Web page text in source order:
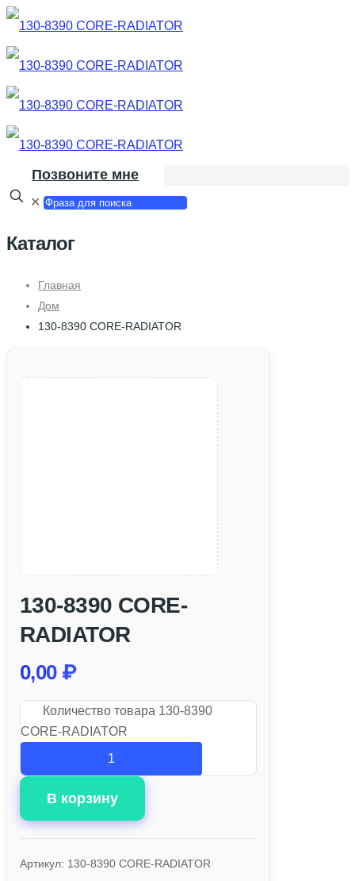
Позвоните мне
✕
Каталог
Главная
Дом
130-8390 CORE-RADIATOR
130-8390 CORE-
RADIATOR
0,00 ₽
Количество товара 130-8390
CORE-RADIATOR
В корзину
Артикул: 130-8390 CORE-RADIATOR